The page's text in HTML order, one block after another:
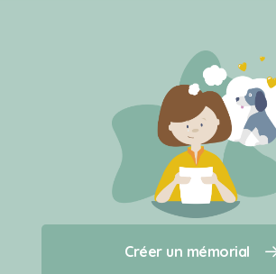
Créer un mémorial
Qui sommes-nous ?
Créer un mémorial